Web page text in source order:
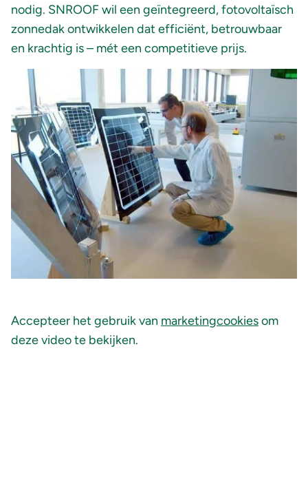
nodig. SNROOF wil een geïntegreerd, fotovoltaïsch
zonnedak ontwikkelen dat efficiënt, betrouwbaar
en krachtig is – mét een competitieve prijs.
Accepteer het gebruik van marketingcookiesom
deze video te bekijken.